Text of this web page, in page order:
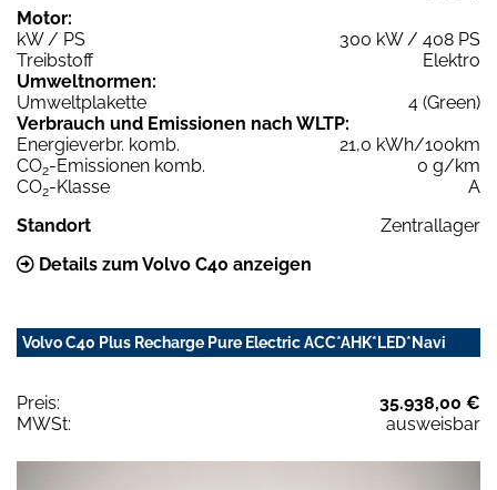
Motor:
kW / PS
300 kW / 408 PS
Treibstoff
Elektro
Umweltnormen:
Umweltplakette
4 (Green)
Verbrauch und Emissionen nach WLTP:
Energieverbr. komb.
21,0 kWh/100km
CO2-Emissionen komb.
0 g/km
CO2-Klasse
A
Standort
Zentrallager
Details zum Volvo C40 anzeigen
Volvo C40 Plus Recharge Pure Electric ACC*AHK*LED*Navi
Preis:
35.938,00 €
MWSt:
ausweisbar